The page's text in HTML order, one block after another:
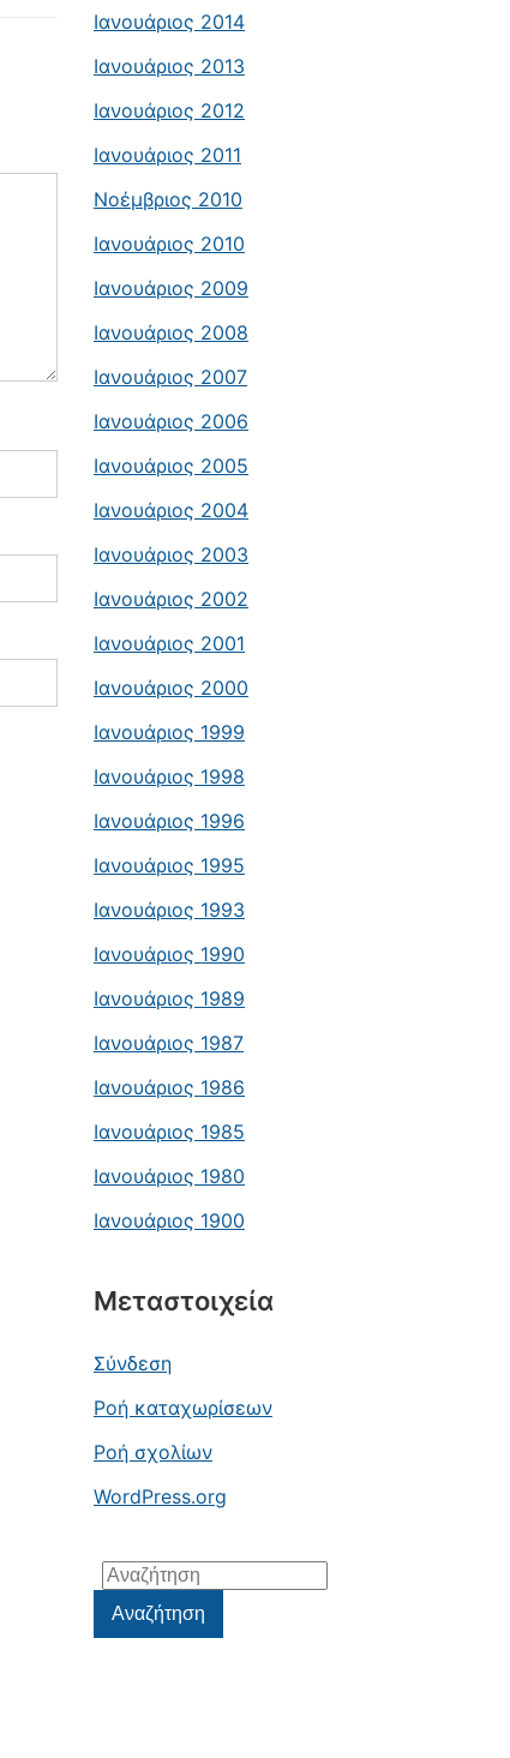
Ιανουάριος 2014
Ιανουάριος 2013
Ιανουάριος 2012
Ιανουάριος 2011
Νοέμβριος 2010
Ιανουάριος 2010
Ιανουάριος 2009
Ιανουάριος 2008
Ιανουάριος 2007
Ιανουάριος 2006
Ιανουάριος 2005
Ιανουάριος 2004
Ιανουάριος 2003
Ιανουάριος 2002
Ιανουάριος 2001
Ιανουάριος 2000
Ιανουάριος 1999
Ιανουάριος 1998
Ιανουάριος 1996
Ιανουάριος 1995
Ιανουάριος 1993
Ιανουάριος 1990
Ιανουάριος 1989
Ιανουάριος 1987
Ιανουάριος 1986
Ιανουάριος 1985
Ιανουάριος 1980
Ιανουάριος 1900
Μεταστοιχεία
Σύνδεση
Ροή καταχωρίσεων
Ροή σχολίων
WordPress.org
Αναζήτηση
για:Αναζήτηση